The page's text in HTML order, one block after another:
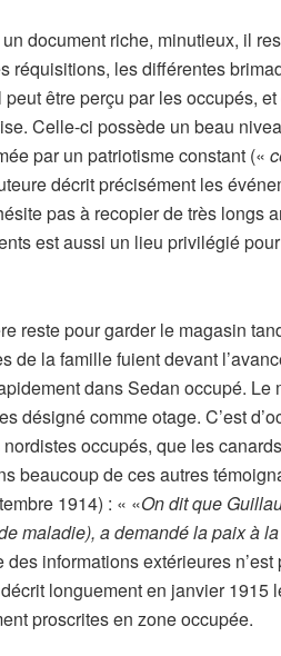
document riche, minutieux, il
réquisitions, les différentes
peut être perçu par les occupés,
Celle-ci possède un beau
par un patriotisme constant («
décrit précisément les
pas à recopier de très longs
est aussi un lieu privilégié
reste pour garder le magasin
de la famille fuient devant
dans Sedan occupé. Le
désigné comme otage. C’est
occupés, que les
beaucoup de ces autres
1914) : « «On dit que
maladie), a demandé la paix à
des informations extérieures
longuement en janvier 1915
proscrites en zone occupée.